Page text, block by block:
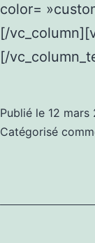
color=
[/
[/
Publié le 12 mars
Catégorisé